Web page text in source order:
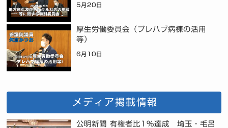
5月20日
厚生労働委員会（プレハブ病棟の活用
等）
6月10日
メディア掲載情報
公明新聞 有権者比1%達成 埼玉・毛呂